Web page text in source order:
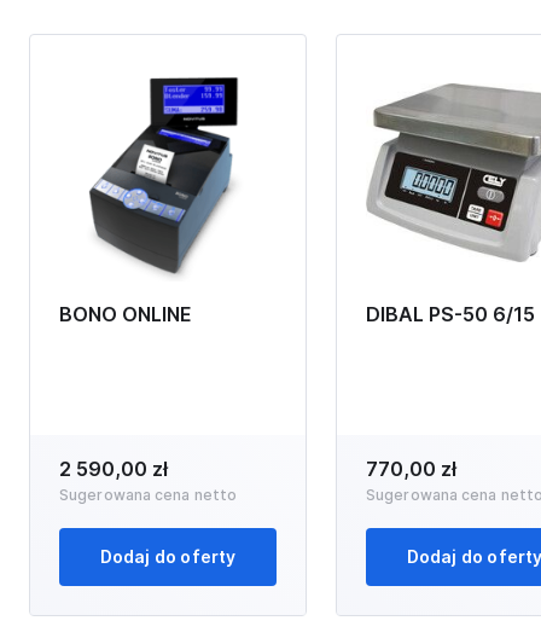
BONO ONLINE
2 590,00 zł
Sugerowana cena netto
Dodaj do oferty
DIBAL PS-50 6/15
770,00 zł
Sugerowana cena
Dodaj do